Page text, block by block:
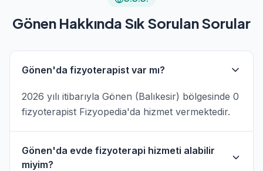
Gönen Hakkında Sık Sorulan Sorular
Gönen'da fizyoterapist var mı?
2026 yılı itibarıyla Gönen (Balıkesir) bölgesinde 0
fizyoterapist Fizyopedia'da hizmet vermektedir.
Gönen'da evde fizyoterapi hizmeti alabilir
miyim?